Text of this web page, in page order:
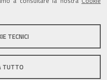
TECNICI
TUTTO
di Zola Predosa